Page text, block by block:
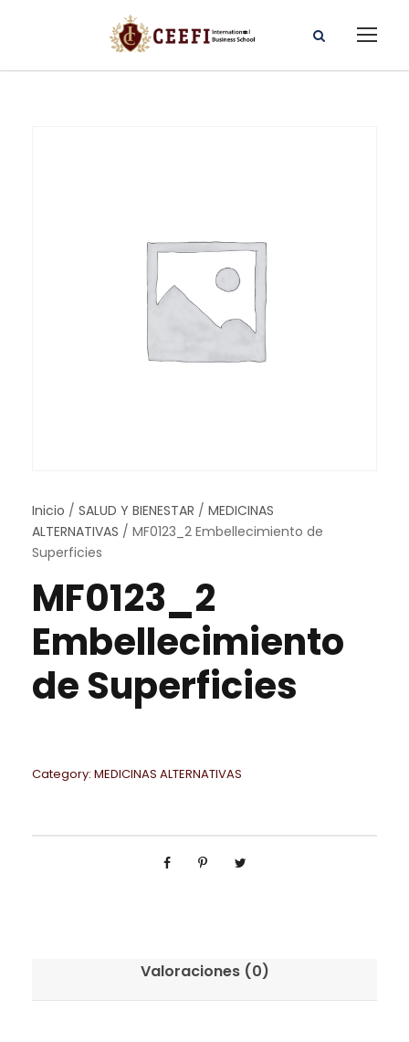
Inicio / SALUD Y BIENESTAR / MEDICINAS
ALTERNATIVAS / MF0123_2 Embellecimiento de
Superficies
MF0123_2
Embellecimiento
de Superficies
Category: MEDICINAS ALTERNATIVAS
Valoraciones (0)